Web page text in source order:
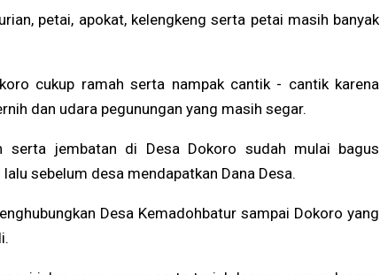
petai, apokat, kelengkeng serta petai masih banyak
cukup ramah serta nampak cantik - cantik karena
dan udara pegunungan yang masih segar.
serta jembatan di Desa Dokoro sudah mulai bagus
sebelum desa mendapatkan Dana Desa.
Desa Kemadohbatur sampai Dokoro yang